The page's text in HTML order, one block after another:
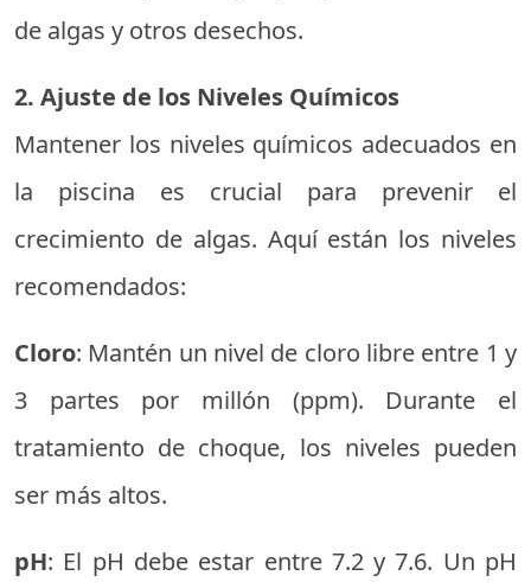
de algas y otros desechos.
2. Ajuste de los Niveles Químicos
Mantener los niveles químicos adecuados en
la piscina es crucial para prevenir el
crecimiento de algas. Aquí están los niveles
recomendados:
Cloro: Mantén un nivel de cloro libre entre 1 y
3 partes por millón (ppm). Durante el
tratamiento de choque, los niveles pueden
ser más altos.
pH: El pH debe estar entre 7.2 y 7.6. Un pH